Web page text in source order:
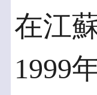
在江
1999